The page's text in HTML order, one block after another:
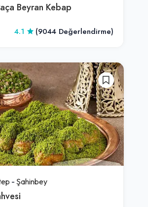
Beyran Kebap
4.1 (9044 Değerlendirme)
- Şahinbey